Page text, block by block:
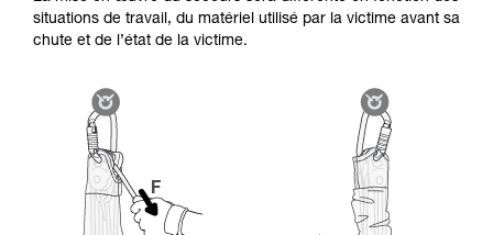
situations de travail, du matériel utilisé par la victime avant sa
chute et de l’état de la victime.